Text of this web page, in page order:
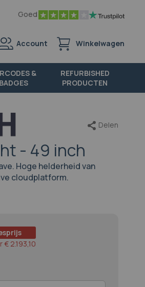
Goed
Account Winkelwagen
&
BADGES
REFURBISHED
PRODUCTEN
- 49 inch
Hoge helderheid van
cloudplatform.
Delen
€ 2.193,10